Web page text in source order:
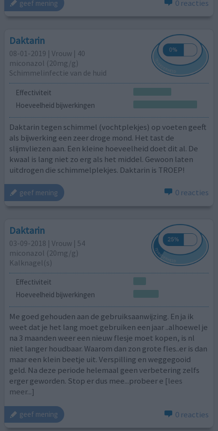
geef mening 0 reacties
Daktarin
08-01-2019 | Vrouw | 40
miconazol (20mg/g)
Schimmelinfectie van de huid
Effectiviteit
Hoeveelheid bijwerkingen
Daktarin tegen schimmel (vochtplekjes) op voeten geeft
als bijwerking een zeer droge mond. Het tast de
slijmvliezen aan. Een kleine hoeveelheid doet dit al. De
kwaal is lang niet zo erg als het middel. Gewoon laten
uitdrogen die schimmelplekjes. Daktarin is TROEP!
geef mening 0 reacties
Daktarin
03-09-2018 | Vrouw | 54
miconazol (20mg/g)
Kalknagel(s)
Effectiviteit
Hoeveelheid bijwerkingen
Me goed gehouden aan de gebruiksaanwijzing. En ja ik
weet dat je het lang moet gebruiken een jaar ..alhoewel je
na 3 maanden weer een nieuw flesje moet kopen, is nl
niet langer houdbaar. Waarom dan zon grote fles..er is dan
maar een klein beetje uit. Verspilling en weggegooid
geld. Na deze periode helemaal geen verbetering zelfs
erger geworden. Stop er dus mee...probeer e [lees
meer...]
geef mening 0 reacties